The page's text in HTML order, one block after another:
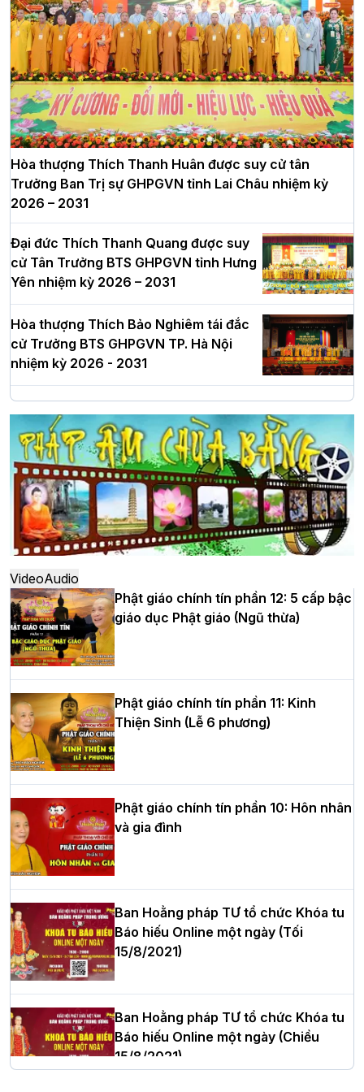
Hòa thượng Thích Thanh Huân được suy cử tân
Trưởng Ban Trị sự GHPGVN tỉnh Lai Châu nhiệm kỳ
2026 – 2031
Đại đức Thích Thanh Quang được suy
cử Tân Trưởng BTS GHPGVN tỉnh Hưng
Yên nhiệm kỳ 2026 – 2031
Hòa thượng Thích Bảo Nghiêm tái đắc
cử Trưởng BTS GHPGVN TP. Hà Nội
nhiệm kỳ 2026 - 2031
Hà Nội: Long trọng lễ khởi công xây
dựng Trung tâm văn hóa Phật giáo Thủ
đô
Hà Nội: Ngày tu học cuối cùng khép lại
khóa sinh hoạt Phật pháp mùa hè lần
thứ XIV tại chùa Bằng
Học yêu thương trong ngày tu tập thứ
tư của Khóa sinh hoạt Phật pháp mùa
hè tại chùa Bằng
HT.Thích Thọ Lạc được suy cử làm tân
Trưởng BTS GHPGVN tỉnh Nghệ An
Hòa thượng Thích Quảng Tùng tái đắc
cử Trưởng BTS GHPGVN thành phố Hải
Phòng nhiệm kỳ 2026 – 2031
Thượng tọa Thích Tâm Chính được suy
cử tân Trưởng ban Trị sự GHPGVN tỉnh
Hà Nội: Tăng Ni Trường hạ Bồ Đề trang
VideoAudio
Phật giáo chính tín phần 12: 5 cấp bậc
giáo dục Phật giáo (Ngũ thừa)
Phật giáo chính tín phần 11: Kinh
Thiện Sinh (Lễ 6 phương)
Phật giáo chính tín phần 10: Hôn nhân
và gia đình
Ban Hoằng pháp TƯ tổ chức Khóa tu
Báo hiếu Online một ngày (Tối
15/8/2021)
Ban Hoằng pháp TƯ tổ chức Khóa tu
Báo hiếu Online một ngày (Chiều
15/8/2021)